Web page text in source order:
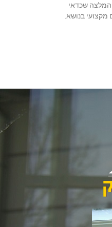
המלצה שכדאי
מקצועי בנושא.